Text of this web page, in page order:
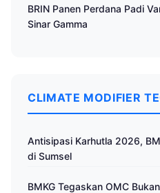
BRIN Panen Perdana Padi
Sinar Gamma
CLIMATE MODIFIER
Antisipasi Karhutla 2026,
di Sumsel
BMKG Tegaskan OMC